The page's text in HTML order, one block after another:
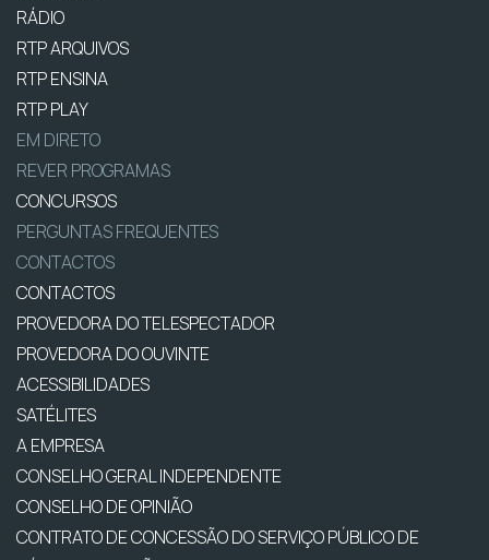
RÁDIO
RTP ARQUIVOS
RTP ENSINA
RTP PLAY
EM DIRETO
REVER PROGRAMAS
CONCURSOS
PERGUNTAS FREQUENTES
CONTACTOS
CONTACTOS
PROVEDORA DO TELESPECTADOR
PROVEDORA DO OUVINTE
ACESSIBILIDADES
SATÉLITES
A EMPRESA
CONSELHO GERAL INDEPENDENTE
CONSELHO DE OPINIÃO
CONTRATO DE CONCESSÃO DO SERVIÇO PÚBLICO DE